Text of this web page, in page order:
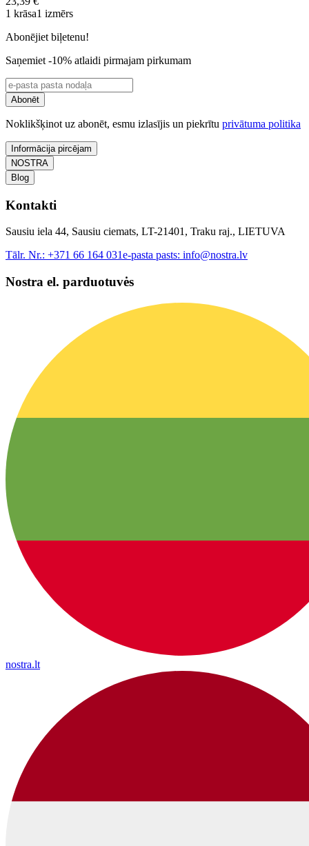
1 krāsa1 izmērs
Abonējiet biļetenu!
Saņemiet -10% atlaidi pirmajam pirkumam
Abonēt
Noklikšķinot uz abonēt, esmu izlasījis un piekrītu privātuma politika
Informācija pircējam
NOSTRA
Blog
Kontakti
Sausiu iela 44, Sausiu ciemats, LT-21401, Traku raj., LIETUVA
Tālr. Nr.: +371 66 164 031e-pasta pasts: info@nostra.lv
Nostra el. parduotuvės
nostra.lt